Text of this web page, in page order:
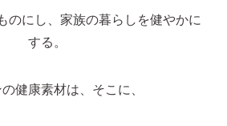
のにし、家族の暮らしを健やかに
する。
健康素材は、そこに、